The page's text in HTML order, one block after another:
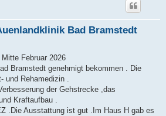
Bad Bramstedt
Februar 2026
Bramstedt genehmigt bekommen . Die
und Rehamedizin .
der Gehstrecke ,das
Kraftaufbau .
.Die Ausstattung ist gut .Im Haus H gab es